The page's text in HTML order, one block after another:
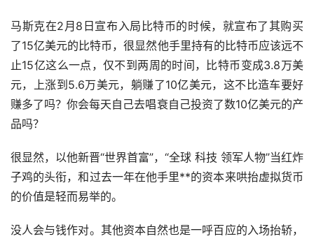
马斯克在2月8日宣布入局比特币的时候，就宣布了其购买
了15亿美元的比特币，很显然他手里持有的比特币应该远不
止15亿这么一点，仅不到两周的时间，比特币变成3.8万美
元，上涨到5.6万美元，躺赚了10亿美元，这不比造车要好
赚多了吗？你会每天自己去唱衰自己投资了数10亿美元的产
品吗？
很显然，以他新晋“世界首富”，“全球 科技 领军人物”当红炸
子鸡的头衔，和过去一年在他手里**的资本来哄抬虚拟货币
的价值是轻而易举的。
没人会与钱作对。其他资本自然也是一呼百应的入场抬轿，